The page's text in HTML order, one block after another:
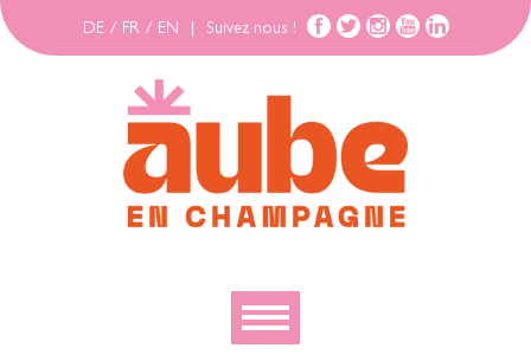
DE / FR / EN Suivez nous !